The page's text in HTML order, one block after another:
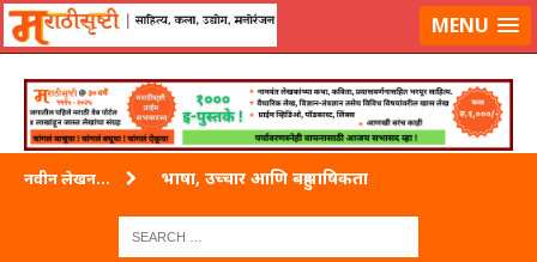
लॉग-इन करा|लेखक नोंदणी कराMENU
नवीन लेखन... भाषा, उच्चार आणि बहुभाषिकता